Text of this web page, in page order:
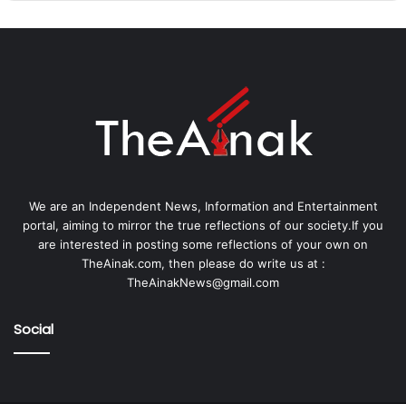
We are an Independent News, Information and Entertainment
portal, aiming to mirror the true reflections of our society.If you
are interested in posting some reflections of your own on
TheAinak.com, then please do write us at :
TheAinakNews@gmail.com
Social